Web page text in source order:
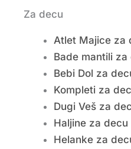
Za decu
Atlet Majice za
Bade mantili za
Bebi Dol za
Kompleti za
Dugi Veš za
Haljine za decu
Helanke za